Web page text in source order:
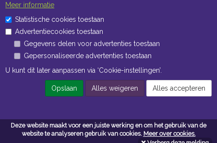
Deze website maakt voor een juiste werking en om het gebruik van de
website te analyseren gebruik van cookies. Meer over cookies.
Openingstijden Kantoor
ma t/m vr 8:30 uur tot 17:00 uur
Openingstijden Magazijn
ma t/m vr 7:00 uur tot 16:30 uur
Algemene voorwaarden
Meer informatie
Statistische cookies toestaan
Advertentiecookies toestaan
Gegevens delen voor advertenties toestaan
Gepersonaliseerde advertenties toestaan
U kunt dit later aanpassen via ‘Cookie-instellingen’.
Opslaan Alles weigeren Alles accepteren